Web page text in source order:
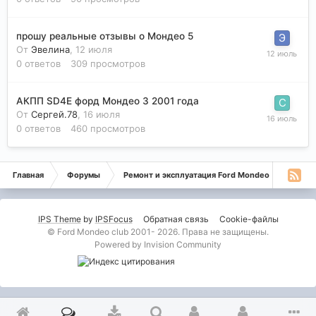
прошу реальные отзывы о Мондео 5
От Эвелина 12 июля
0 ответов 309 просмотров
АКПП SD4E форд Мондео 3 2001 года
От Сергей.78 16 июля
0 ответов 460 просмотров
Главная Форумы Ремонт и эксплуатация Ford Mondeo
IPS Themeby IPSFocus Обратная связь
Cookie-файлы
© Ford Mondeo club 2001- 2026. Права не защищены.
Powered by Invision Community